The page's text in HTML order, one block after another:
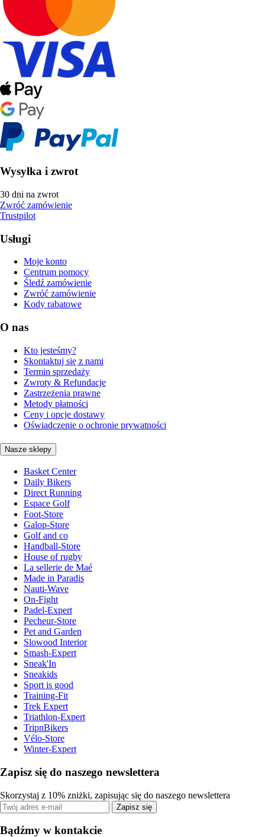
Wysyłka i zwrot
30 dni na zwrot
Zwróć zamówienie
Trustpilot
Usługi
Moje konto
Centrum pomocy
Śledź zamówienie
Zwróć zamówienie
Kody rabatowe
O nas
Kto jesteśmy?
Skontaktuj się z nami
Termin sprzedaży
Zwroty & Refundacje
Zastrzeżenia prawne
Metody płatności
Ceny i opcje dostawy
Oświadczenie o ochronie prywatności
Nasze sklepy
Basket Center
Daily Bikers
Direct Running
Espace Golf
Foot-Store
Galop-Store
Golf and co
Handball-Store
House of rugby
La sellerie de Maé
Made in Paradis
Nauti-Wave
On-Fight
Padel-Expert
Pecheur-Store
Pet and Garden
Slowood Interior
Smash-Expert
Sneak'In
Sneakids
Sport is good
Training-Fit
Trek Expert
Triathlon-Expert
TripnBikers
Vélo-Store
Winter-Expert
Zapisz się do naszego newslettera
Skorzystaj z 10% zniżki, zapisując się do naszego newslettera
Zapisz się
Bądźmy w kontakcie